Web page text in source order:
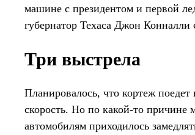
машине с президентом и первой
губернатор Техаса Джон
Три выстрела
Планировалось, что кортеж
скорость. Но по какой-то
автомобилям приходилось